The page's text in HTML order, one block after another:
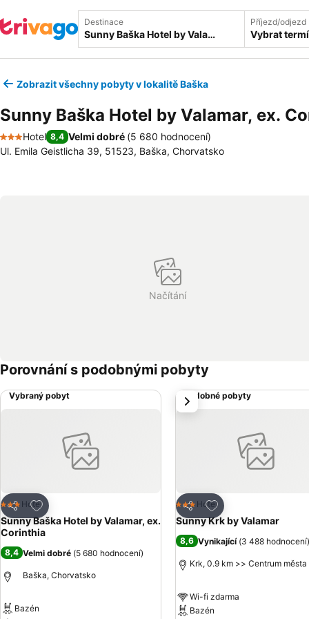
Destinace Příjezd/odjezd
Vybrat
Zobrazit všechny pobyty v lokalitě Baška
Sunny Baška Hotel by Valamar, ex.
3 Počet hvězdiček
Hotel 8,4 Velmi dobré (5 680 hodnocení)
Ul. Emila Geistlicha 39, 51523, Baška, Chorvatsko
Načítání
Porovnání s podobnými pobyty
Vybraný pobyt
Sdílet
Přidat na seznam oblíbených hotelů
3 Počet hvězdiček
Hotel
Sunny Baška Hotel by Valamar, ex.
Corinthia
8,4 Velmi dobré (5 680 hodnocení)
Baška, Chorvatsko
Bazén
Podobné pobyty
Sdílet
Přidat na seznam
3 Počet hvězdiček
Hotel
Sunny Krk by Valamar
8,6 Vynikající (3 488 hodnocení)
Krk, 0.9 km >> Centrum města
Wi-fi zdarma
Bazén
další